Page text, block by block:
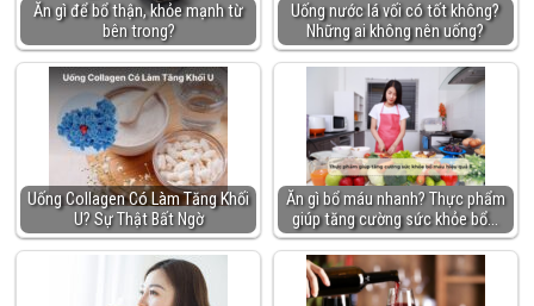
Ăn gì để bổ thận, khỏe mạnh từ
bên trong?
Uống nước lá vối có tốt không?
Những ai không nên uống?
Uống Collagen Có Làm Tăng Khối
U? Sự Thật Bất Ngờ
Ăn gì bổ máu nhanh? Thực phẩm
giúp tăng cường sức khỏe bổ…